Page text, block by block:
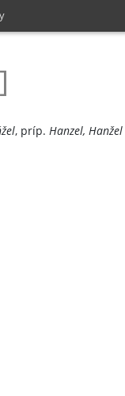
, príp. Hanzel, Hanžel